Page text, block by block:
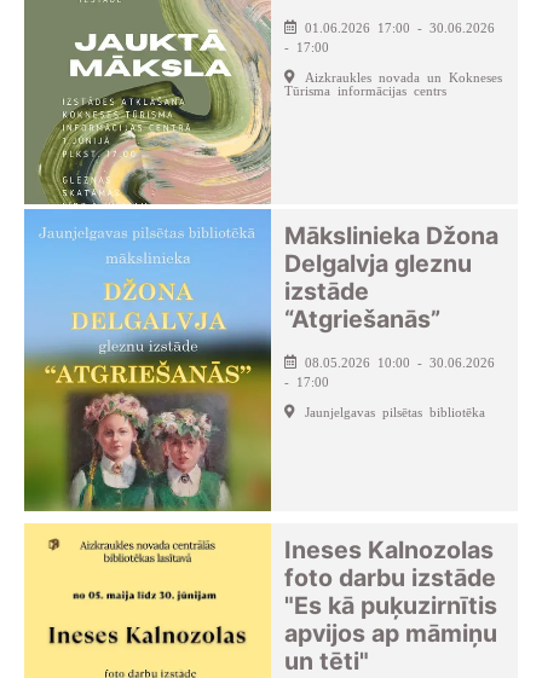
01.06.2026 17:00 - 30.06.2026
- 17:00
Aizkraukles novada un Kokneses
Tūrisma informācijas centrs
Mākslinieka Džona
Delgalvja gleznu
izstāde
“Atgriešanās”
08.05.2026 10:00 - 30.06.2026
- 17:00
Jaunjelgavas pilsētas bibliotēka
Ineses Kalnozolas
foto darbu izstāde
"Es kā puķuzirnītis
apvijos ap māmiņu
un tēti"